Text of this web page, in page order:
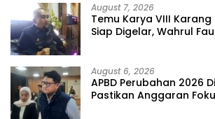
August 7, 2026
Temu Karya VIII
Siap Digelar, Wahrul
August 6, 2026
APBD Perubahan 2026
Pastikan Anggaran